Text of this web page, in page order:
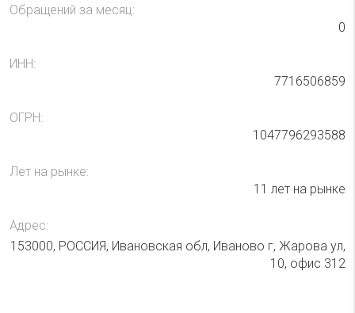
Обращений за месяц:
0
ИНН:
7716506859
ОГРН:
1047796293588
Лет на рынке:
11 лет на рынке
Адрес:
153000, РОССИЯ, Ивановская обл, Иваново г, Жарова ул,
10, офис 312